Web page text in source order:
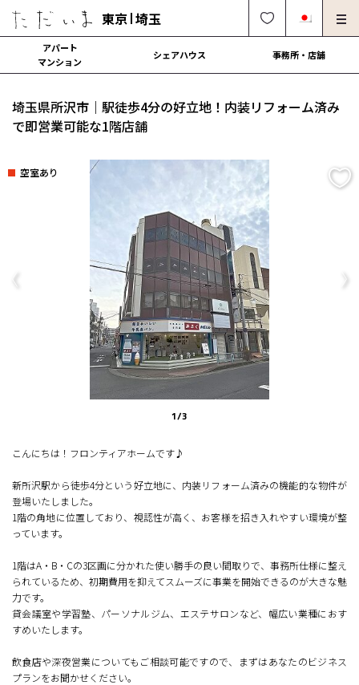
東京 埼玉
中文可 0120-249-900
オーナー様向け・管理募集
法人社宅でのご利用
解約・修理・各種依頼
契約の流れ
運営会社
アパート
マンション
シェアハウス 事務所・店舗
埼玉県所沢市｜駅徒歩4分の好立地！内装リフォーム済み
で即営業可能な1階店舗
空室あり
1/3
こんにちは！フロンティアホームです♪
新所沢駅から徒歩4分という好立地に、内装リフォーム済みの機能的な物件が
登場いたしました。
1階の角地に位置しており、視認性が高く、お客様を招き入れやすい環境が整
っています。
1階はA・B・Cの3区画に分かれた使い勝手の良い間取りで、事務所仕様に整え
られているため、初期費用を抑えてスムーズに事業を開始できるのが大きな魅
力です。
貸会議室や学習塾、パーソナルジム、エステサロンなど、幅広い業種におす
すめいたします。
飲食店や深夜営業についてもご相談可能ですので、まずはあなたのビジネス
プランをお聞かせください。